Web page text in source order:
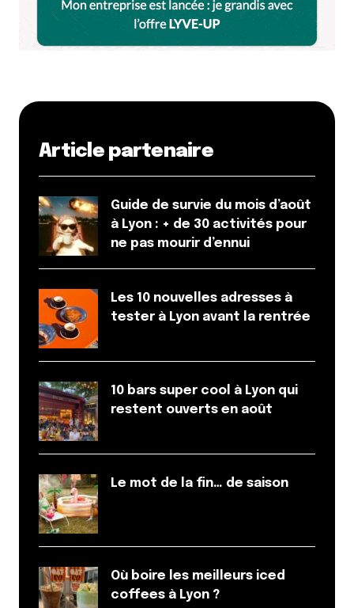
Article partenaire
Guide de survie du mois d’août
à Lyon : + de 30 activités pour
ne pas mourir d’ennui
Les 10 nouvelles adresses à
tester à Lyon avant la rentrée
10 bars super cool à Lyon qui
restent ouverts en août
Le mot de la fin… de saison
Où boire les meilleurs iced
coffees à Lyon ?